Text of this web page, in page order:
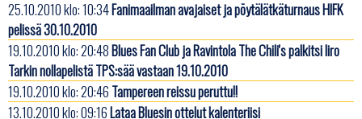
25.10.2010 klo: 10:34Fanimaailman avajaiset ja pöytälätkäturnaus HIFK
pelissä 30.10.2010
19.10.2010 klo: 20:48Blues Fan Club ja Ravintola The Chili's palkitsi Iiro
Tarkin nollapelistä TPS:sää vastaan 19.10.2010
19.10.2010 klo: 20:46 Tampereen reissu peruttu!!
13.10.2010 klo: 09:16Lataa Bluesin ottelut kalenteriisi